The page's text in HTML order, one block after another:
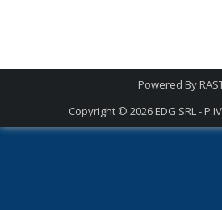
Powered By
Copyright © 2026EDG SRL -